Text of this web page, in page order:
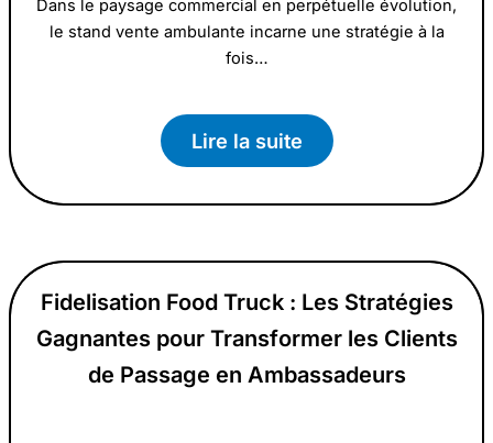
Dans le paysage commercial en perpétuelle évolution,
le stand vente ambulante incarne une stratégie à la
fois…
Lire la suite
Fidelisation Food Truck : Les Stratégies
Gagnantes pour Transformer les Clients
de Passage en Ambassadeurs